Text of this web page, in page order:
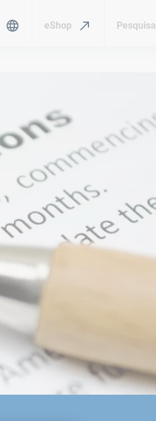
eShop Pesquisa